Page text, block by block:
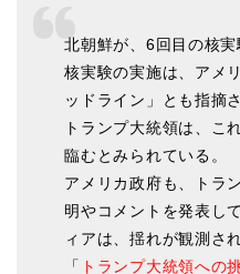
北朝鮮が、6回目の核実
核実験の実施は、アメ
ッドライン」とも指摘
トランプ大統領は、こ
臨むとみられている。
アメリカ政府も、トラ
明やコメントを発表し
ィアは、揺れが観測さ
「 トランプ大統領への